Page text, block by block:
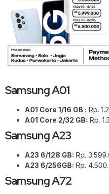
Samsung A01
A01 Core 1/16 GB : Rp.
A01 Core 2/32 GB: Rp.
Samsung A23
A23 6/128 GB: Rp.
A23 6/256GB: Rp.
Samsung A72